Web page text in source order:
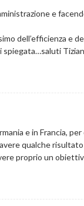
e
dell’efficienza e
e in Francia,
qualche
proprio un